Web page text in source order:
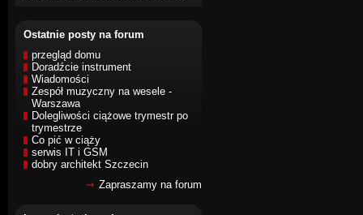
Ostatnie posty na forum
przegląd domu
Doradźcie instrument
Wiadomości
Zespół muzyczny na wesele -
Warszawa
Dolegliwości ciążowe trymestr po
trymestrze
Co pić w ciąży
serwis IT i GSM
dobry architekt Szczecin
Zapraszamy na forum